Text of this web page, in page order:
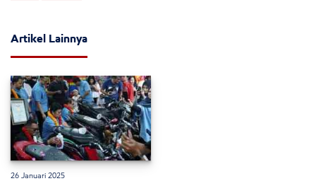
Artikel Lainnya
26 Januari 2025